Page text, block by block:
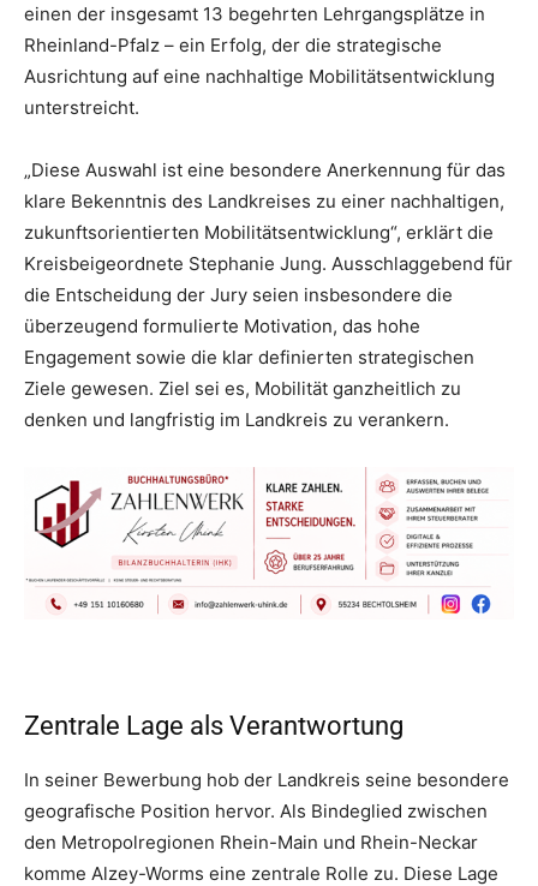
einen der insgesamt 13 begehrten Lehrgangsplätze in
Rheinland-Pfalz – ein Erfolg, der die strategische
Ausrichtung auf eine nachhaltige Mobilitätsentwicklung
unterstreicht.
„Diese Auswahl ist eine besondere Anerkennung für das
klare Bekenntnis des Landkreises zu einer nachhaltigen,
zukunftsorientierten Mobilitätsentwicklung“, erklärt die
Kreisbeigeordnete Stephanie Jung. Ausschlaggebend für
die Entscheidung der Jury seien insbesondere die
überzeugend formulierte Motivation, das hohe
Engagement sowie die klar definierten strategischen
Ziele gewesen. Ziel sei es, Mobilität ganzheitlich zu
denken und langfristig im Landkreis zu verankern.
Zentrale Lage als Verantwortung
In seiner Bewerbung hob der Landkreis seine besondere
geografische Position hervor. Als Bindeglied zwischen
den Metropolregionen Rhein-Main und Rhein-Neckar
komme Alzey-Worms eine zentrale Rolle zu. Diese Lage